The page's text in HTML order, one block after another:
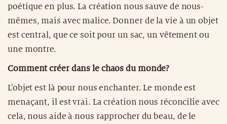
poétique en plus. La création nous sauve de nous-
mêmes, mais avec malice. Donner de la vie à un objet
est central, que ce soit pour un sac, un vêtement ou
une montre.
Comment créer dans le chaos du monde?
L’objet est là pour nous enchanter. Le monde est
menaçant, il est vrai. La création nous réconcilie avec
cela, nous aide à nous rapprocher du beau, de le